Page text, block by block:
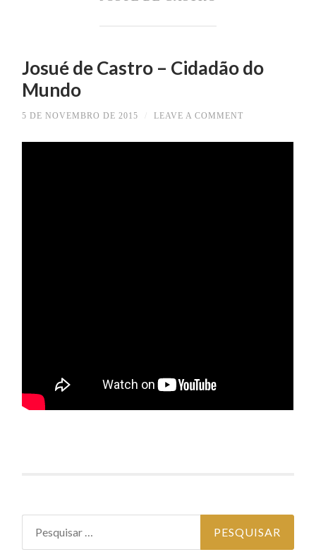
Josué de Castro – Cidadão do
Mundo
5 DE NOVEMBRO DE 2015 LEAVE A COMMENT